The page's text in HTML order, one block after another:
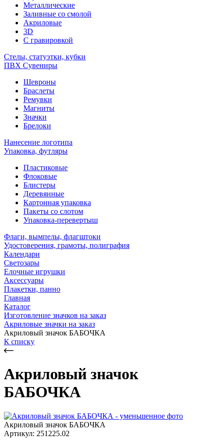
Металлические
Заливные со смолой
Акриловые
3D
C гравировкой
Стелы, статуэтки, кубки
ПВХ Сувениры
Шевроны
Браслеты
Ремувки
Магниты
Значки
Брелоки
Нанесение логотипа
Упаковка, футляры
Пластиковые
Флоковые
Блистеры
Деревянные
Картонная упаковка
Пакеты со слотом
Упаковка-перевертыш
Флаги, вымпелы, флагштоки
Удостоверения, грамоты, полиграфия
Календари
Светозары
Елочные игрушки
Аксессуары
Плакетки, панно
Главная
Каталог
Изготовление значков на заказ
Акриловые значки на заказ
Акриловый значок БАБОЧКА
К списку
Акриловый значок
БАБОЧКА
Акриловый значок БАБОЧКА
Артикул: 251225.02